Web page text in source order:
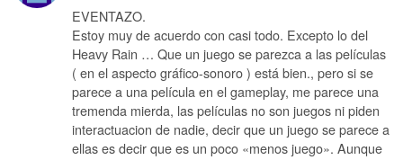
EVENTAZO.
Estoy muy de acuerdo con casi todo. Excepto lo del
Heavy Rain … Que un juego se parezca a las películas
( en el aspecto gráfico-sonoro ) está bien., pero si se
parece a una película en el gameplay, me parece una
tremenda mierda, las películas no son juegos ni piden
interactuacion de nadie, decir que un juego se parece a
ellas es decir que es un poco «menos juego». Aunque